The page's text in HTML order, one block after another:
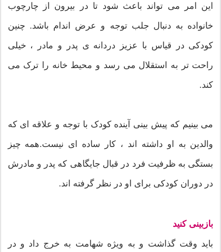
این امر می تواند باعث شود تا در بیرون از چارچوب
خانواده به دنبال جلب توجه و عرض اندام باشد. چنین
کودکی در قیاس با عزیز دردانه ی پدر و مادر ، خیلی
راحت تر به استقلال می رسد و محیط خانه را ترک می
کند.
می بینیم که پیش بینی آینده کودک با توجه و علاقه ای که
والدین به او داشته اند ، کار ساده ای نیست.همه چیز
بستگی به ظرفیت فرد در قبال جایگاهی که پدر و مادرش
در دوران کودکی برای او در نظر گرفته اند.
بازبینی کنید
باید وقت گذاشت و به ویژه شهامت به خرج داد و در